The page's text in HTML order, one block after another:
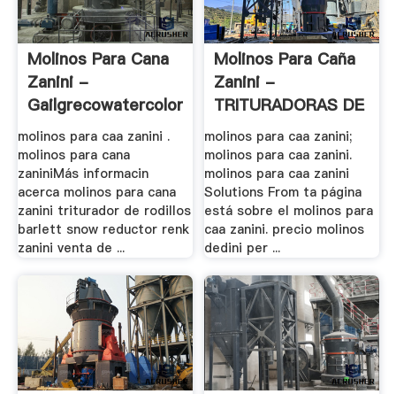
Molinos Para Cana
Zanini -
Gailgrecowatercolors.xyz
molinos para caa zanini .
molinos para cana
zaniniMás informacin
acerca molinos para cana
zanini triturador de rodillos
barlett snow reductor renk
zanini venta de ...
Molinos Para Caña
Zanini -
TRITURADORAS DE
.
molinos para caa zanini;
molinos para caa zanini.
molinos para caa zanini
Solutions From ta página
está sobre el molinos para
caa zanini. precio molinos
dedini per ...